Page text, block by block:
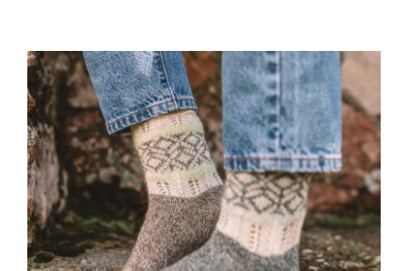
Videos
Blog
Contacto
Newsletter